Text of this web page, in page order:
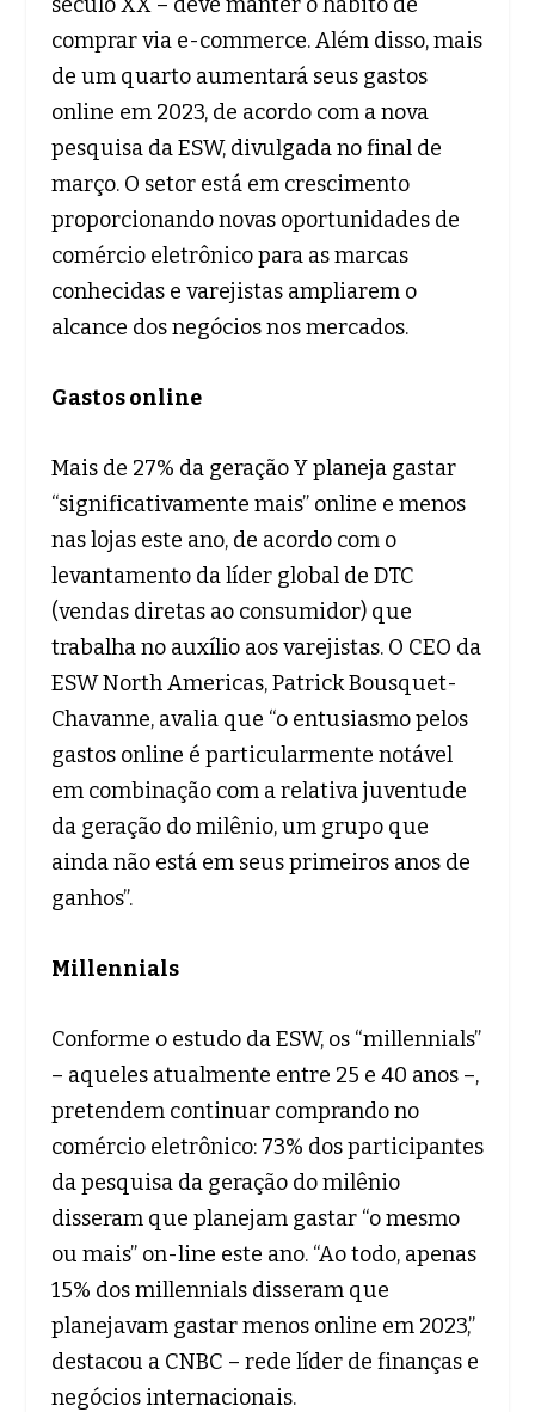
século XX – deve manter o hábito de
comprar via e-commerce. Além disso, mais
de um quarto aumentará seus gastos
online em 2023, de acordo com a nova
pesquisa da ESW, divulgada no final de
março. O setor está em crescimento
proporcionando novas oportunidades de
comércio eletrônico para as marcas
conhecidas e varejistas ampliarem o
alcance dos negócios nos mercados.
Gastos online
Mais de 27% da geração Y planeja gastar
“significativamente mais” online e menos
nas lojas este ano, de acordo com o
levantamento da líder global de DTC
(vendas diretas ao consumidor) que
trabalha no auxílio aos varejistas. O CEO da
ESW North Americas, Patrick Bousquet-
Chavanne, avalia que “o entusiasmo pelos
gastos online é particularmente notável
em combinação com a relativa juventude
da geração do milênio, um grupo que
ainda não está em seus primeiros anos de
ganhos”.
Millennials
Conforme o estudo da ESW, os “millennials”
– aqueles atualmente entre 25 e 40 anos –,
pretendem continuar comprando no
comércio eletrônico: 73% dos participantes
da pesquisa da geração do milênio
disseram que planejam gastar “o mesmo
ou mais” on-line este ano. “Ao todo, apenas
15% dos millennials disseram que
planejavam gastar menos online em 2023,”
destacou a CNBC – rede líder de finanças e
negócios internacionais.